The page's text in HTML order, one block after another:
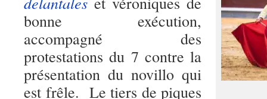
bonne exécution,
accompagné des
protestations du 7 contre la
présentation du novillo qui
est frêle. Le tiers de piques